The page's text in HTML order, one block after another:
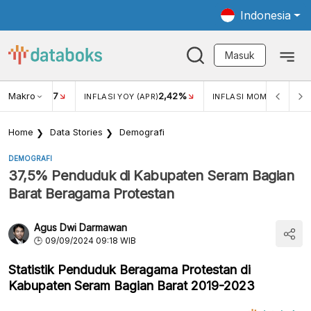
Indonesia
Masuk
Makro
USD/IDR 17 INFLASI YOY (APR)2,42% INFLASI MOM (MAR)
Home Data Stories Demografi
DEMOGRAFI
37,5% Penduduk di Kabupaten Seram Bagian
Barat Beragama Protestan
Agus Dwi Darmawan
09/09/2024 09:18 WIB
Statistik Penduduk Beragama Protestan di
Kabupaten Seram Bagian Barat 2019-2023